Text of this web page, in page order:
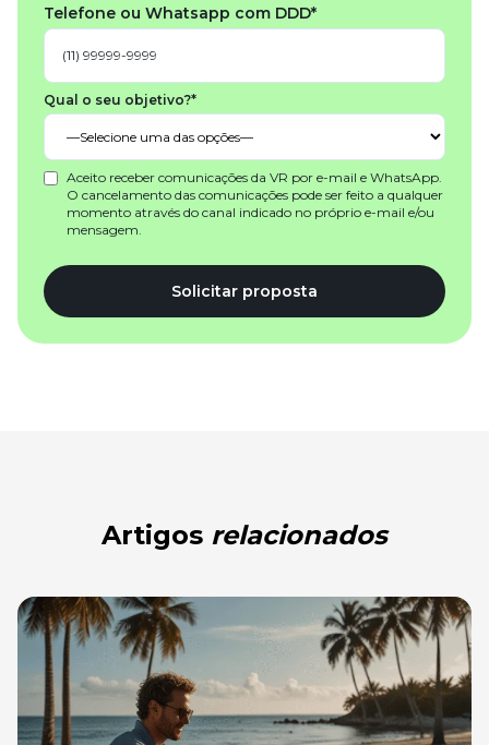
Telefone ou Whatsapp com DDD*
Qual o seu objetivo?*
Aceito receber comunicações da VR por e-mail e WhatsApp.
O cancelamento das comunicações pode ser feito a qualquer
momento através do canal indicado no próprio e-mail e/ou
mensagem.
Solicitar proposta
Artigos relacionados